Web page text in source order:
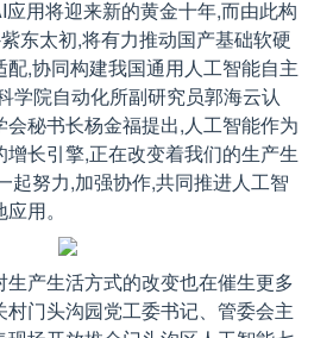
用将迎来新的黄金十年,而由此构
东太初,将有力推动国产基础软硬
,协同构建我国通用人工智能自主
学院自动化所副研究员郭海云认
秘书长杨金福提出,人工智能作为
长引擎,正在改变着我们的生产生
起努力,加强协作,共同推进人工智
用。
生产生活方式的改变也在催生更多
村门头沟园党工委书记、管委会主